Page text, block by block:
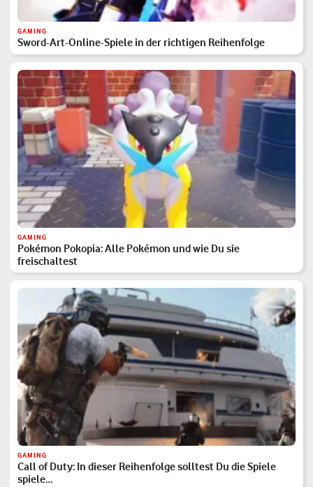
GAMING
Sword-Art-Online-Spiele in der richtigen Reihenfolge
GAMING
Pokémon Pokopia: Alle Pokémon und wie Du sie
freischaltest
GAMING
Call of Duty: In dieser Reihenfolge solltest Du die Spiele
spiele…